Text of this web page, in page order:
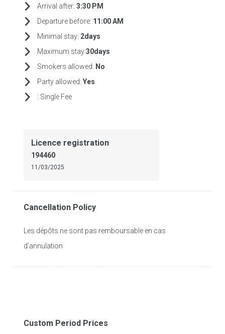
Arrival after: 3:30 PM
Departure before: 11:00 AM
Minimal stay: 2days
Maximum stay:30days
Smokers allowed: No
Party allowed: Yes
: Single Fee
Licence registration
194460
11/03/2025
Cancellation Policy
Les dépôts ne sont pas remboursable en cas
d'annulation
Custom Period Prices